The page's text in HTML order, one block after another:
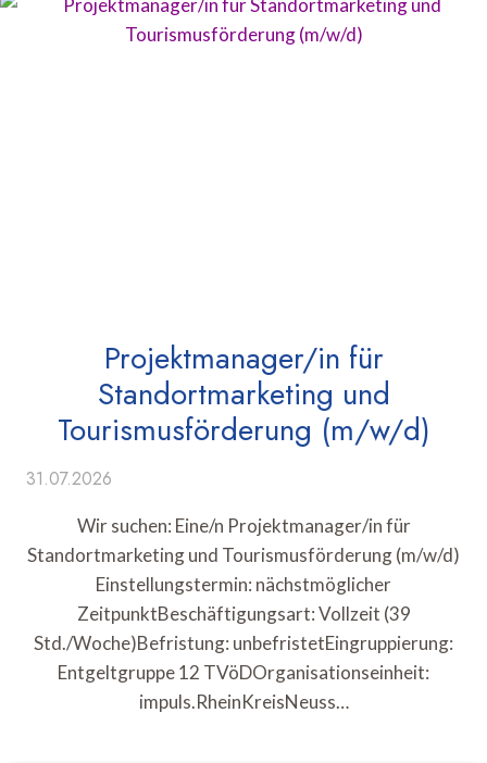
Projektmanager/in für
Standortmarketing und
Tourismusförderung (m/w/d)
31.07.2026
Wir suchen: Eine/n Projektmanager/in für
Standortmarketing und Tourismusförderung (m/w/d)
Einstellungstermin: nächstmöglicher
ZeitpunktBeschäftigungsart: Vollzeit (39
Std./Woche)Befristung: unbefristetEingruppierung:
Entgeltgruppe 12 TVöDOrganisationseinheit:
impuls.RheinKreisNeuss…